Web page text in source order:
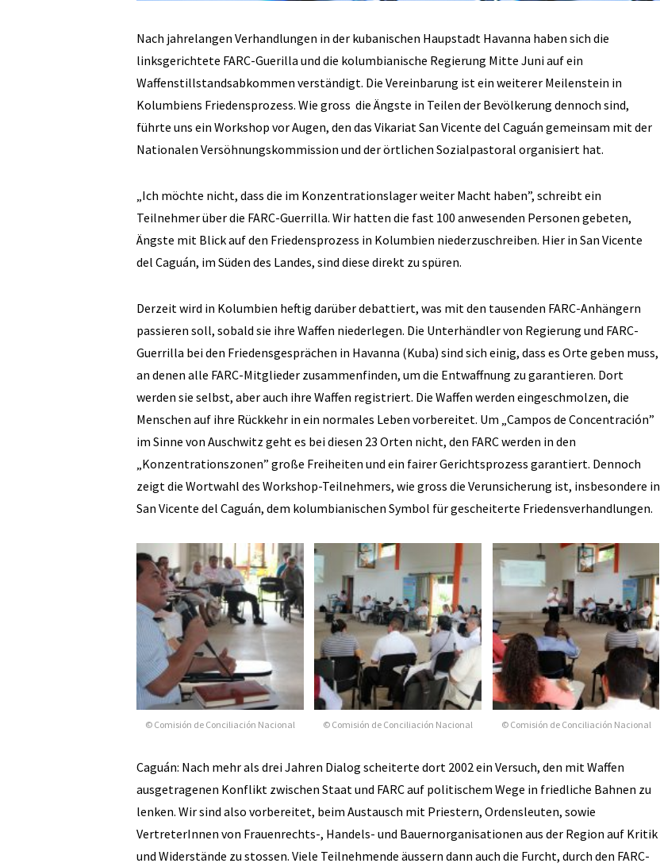
Nach jahrelangen Verhandlungen in der kubanischen Haupstadt Havanna haben sich die
linksgerichtete FARC-Guerilla und die kolumbianische Regierung Mitte Juni auf ein
Waffenstillstandsabkommen verständigt. Die Vereinbarung ist ein weiterer Meilenstein in
Kolumbiens Friedensprozess. Wie gross die Ängste in Teilen der Bevölkerung dennoch sind,
führte uns ein Workshop vor Augen, den das Vikariat San Vicente del Caguán gemeinsam mit der
Nationalen Versöhnungskommission und der örtlichen Sozialpastoral organisiert hat.
„Ich möchte nicht, dass die im Konzentrationslager weiter Macht haben”, schreibt ein
Teilnehmer über die FARC-Guerrilla. Wir hatten die fast 100 anwesenden Personen gebeten,
Ängste mit Blick auf den Friedensprozess in Kolumbien niederzuschreiben. Hier in San Vicente
del Caguán, im Süden des Landes, sind diese direkt zu spüren.
Derzeit wird in Kolumbien heftig darüber debattiert, was mit den tausenden FARC-Anhängern
passieren soll, sobald sie ihre Waffen niederlegen. Die Unterhändler von Regierung und FARC-
Guerrilla bei den Friedensgesprächen in Havanna (Kuba) sind sich einig, dass es Orte geben muss,
an denen alle FARC-Mitglieder zusammenfinden, um die Entwaffnung zu garantieren. Dort
werden sie selbst, aber auch ihre Waffen registriert. Die Waffen werden eingeschmolzen, die
Menschen auf ihre Rückkehr in ein normales Leben vorbereitet. Um „Campos de Concentración”
im Sinne von Auschwitz geht es bei diesen 23 Orten nicht, den FARC werden in den
„Konzentrationszonen” große Freiheiten und ein fairer Gerichtsprozess garantiert. Dennoch
zeigt die Wortwahl des Workshop-Teilnehmers, wie gross die Verunsicherung ist, insbesondere in
San Vicente del Caguán, dem kolumbianischen Symbol für gescheiterte Friedensverhandlungen.
© Comisión de Conciliación Nacional © Comisión de Conciliación Nacional © Comisión de Conciliación Nacional
Caguán: Nach mehr als drei Jahren Dialog scheiterte dort 2002 ein Versuch, den mit Waffen
ausgetragenen Konflikt zwischen Staat und FARC auf politischem Wege in friedliche Bahnen zu
lenken. Wir sind also vorbereitet, beim Austausch mit Priestern, Ordensleuten, sowie
VertreterInnen von Frauenrechts-, Handels- und Bauernorganisationen aus der Region auf Kritik
und Widerstände zu stossen. Viele Teilnehmende äussern dann auch die Furcht, durch den FARC-